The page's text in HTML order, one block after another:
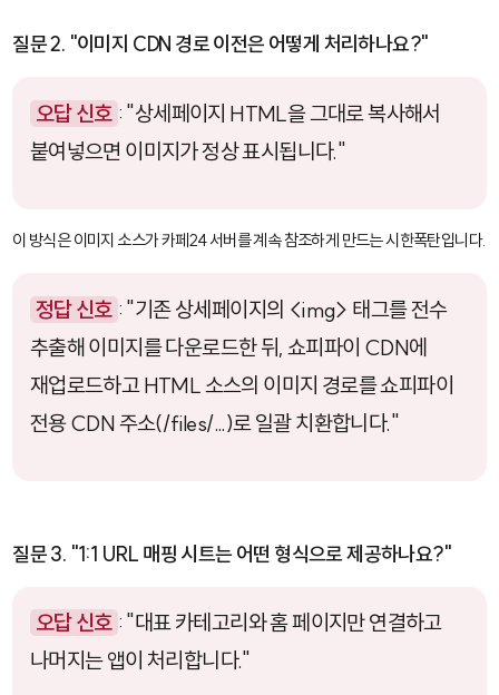
질문 2. "이미지 CDN 경로 이전은 어떻게 처리하나요?"
오답 신호 : "상세페이지 HTML을 그대로 복사해서
붙여넣으면 이미지가 정상 표시됩니다."
이 방식은 이미지 소스가 카페24 서버를 계속 참조하게 만드는 시한폭탄입니다.
정답 신호 : "기존 상세페이지의 <img> 태그를 전수
추출해 이미지를 다운로드한 뒤, 쇼피파이 CDN에
재업로드하고 HTML 소스의 이미지 경로를 쇼피파이
전용 CDN 주소(/files/...)로 일괄 치환합니다."
질문 3. "1:1 URL 매핑 시트는 어떤 형식으로 제공하나요?"
오답 신호 : "대표 카테고리와 홈 페이지만 연결하고
나머지는 앱이 처리합니다."